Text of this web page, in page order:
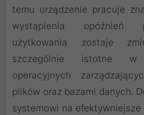
temu urządzenie pracuje
wystąpienia opóźnień
użytkowania zostaje
szczególnie istotne w
operacyjnych
plików oraz bazami danych.
systemowi na